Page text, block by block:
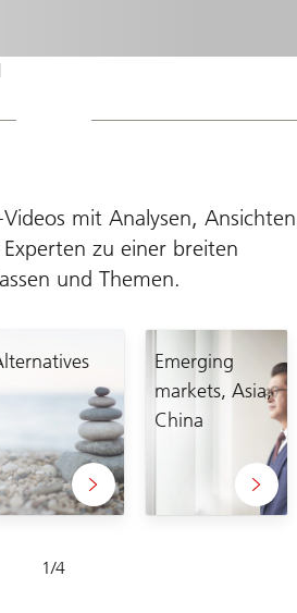
mit Analysen, Ansichten
zu einer breiten
und Themen.
Emerging
markets, Asia,
China
1/4
1-